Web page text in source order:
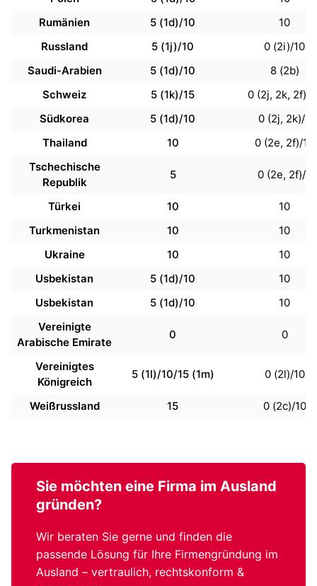
Rumänien
5 (1d)/10
10
Russland
5 (1j)/10
0 (2i)/10
Saudi-Arabien
5 (1d)/10
8 (2b)
Schweiz
5 (1k)/15
0 (2j, 2k, 2f)/
Südkorea
5 (1d)/10
0 (2j, 2k)/8
Thailand
10
0 (2e, 2f)/10
Tschechische
Republik
5 0 (2e, 2f)/7
Türkei 10
10
Turkmenistan
10
10
Ukraine
10
10
Usbekistan
5 (1d)/10
10
Usbekistan
5 (1d)/10
10
Vereinigte
Arabische Emirate
0 0
Vereinigtes
Königreich
5 (1l)/10/15 (1m) 0 (2l)/10
Weißrussland 15 0 (2c)/10
Sie möchten eine Firma im Ausland
gründen?
Wir beraten Sie gerne und finden die
passende Lösung für Ihre Firmengründung im
Ausland – vertraulich, rechtskonform &